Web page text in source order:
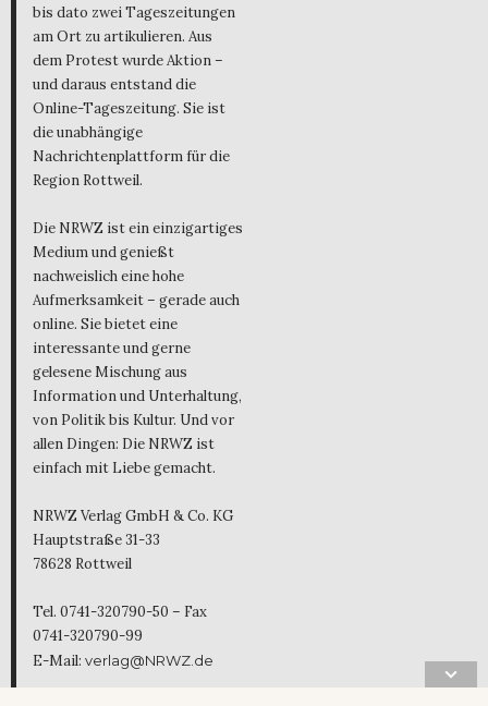
bis dato zwei Tageszeitungen
am Ort zu artikulieren. Aus
dem Protest wurde Aktion –
und daraus entstand die
Online-Tageszeitung. Sie ist
die unabhängige
Nachrichtenplattform für die
Region Rottweil.
Die NRWZ ist ein einzigartiges
Medium und genießt
nachweislich eine hohe
Aufmerksamkeit – gerade auch
online. Sie bietet eine
interessante und gerne
gelesene Mischung aus
Information und Unterhaltung,
von Politik bis Kultur. Und vor
allen Dingen: Die NRWZ ist
einfach mit Liebe gemacht.
NRWZ Verlag GmbH & Co. KG
Hauptstraße 31-33
78628 Rottweil
Tel. 0741-320790-50 – Fax
0741-320790-99
E-Mail: verlag@NRWZ.de